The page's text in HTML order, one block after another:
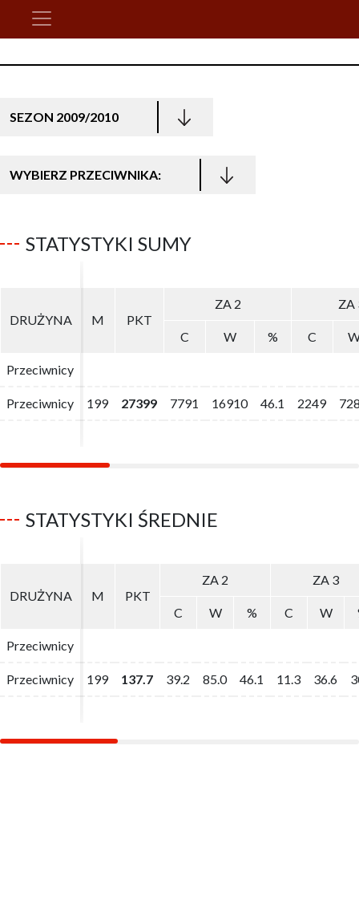
SEZON 2009/2010
WYBIERZ PRZECIWNIKA:
STATYSTYKI SUMY
DRUŻYNA M PKT
ZA 2 ZA
C W % C
Przeciwnicy
Przeciwnicy 199 27399 7791 16910 46.1 2249
DRUŻYNA M PKT
ZA 2 ZA
C W % C
Przeciwnicy
Przeciwnicy 199 27399 7791 16910 46.1 2249
STATYSTYKI ŚREDNIE
DRUŻYNA M PKT
ZA 2 ZA 3
C W % C W
Przeciwnicy
Przeciwnicy 199 137.7 39.2 85.0 46.1 11.3 36.6
DRUŻYNA M PKT
ZA 2 ZA 3
C W % C W
Przeciwnicy
Przeciwnicy 199 137.7 39.2 85.0 46.1 11.3 36.6